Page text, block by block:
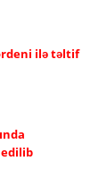
ilə təltif
edilib